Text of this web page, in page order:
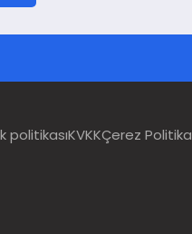
politikasıKVKKÇerez